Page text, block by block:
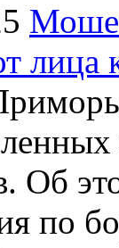
лица
Об
по